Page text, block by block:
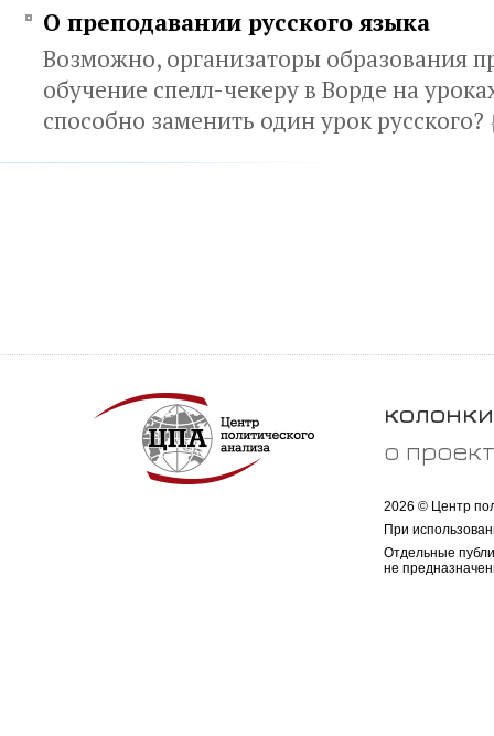
О преподавании русского языка
Возможно, организаторы образования
обучение спелл-чекеру в Ворде на
способно заменить один урок русского?
колонки
о
2026 © Центр
При
Отдельные
не